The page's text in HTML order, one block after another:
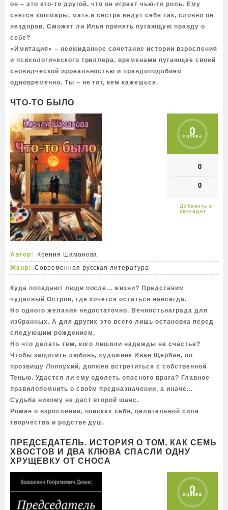
он – это кто-то другой, что он играет чью-то роль. Ему
снятся кошмары, мать и сестра ведут себя так, словно он
нездоров. Сможет ли Илья принять пугающую правду о
себе?
«Имитация» – неожиданное сочетание истории взросления
и психологического триллера, временами пугающее своей
сновидческой ирреальностью и правдоподобием
одновременно. Ты – не тот, кем кажешься.
ЧТО-ТО БЫЛО
0
оценка
0
0
Автор:
Ксения Шаманова
Жанр:
Современная русская литература
Куда попадают люди после... жизни? Представим
чудесный Остров, где хочется остаться навсегда.
Но одного желания недостаточно. Вечностьнаграда для
избранных. А для других это всего лишь остановка перед
следующим рождением.
Но что делать тем, кого лишили надежды на счастье?
Чтобы защитить любовь, художник Иван Щербин, по
прозвищу Лопоухий, должен встретиться с собственной
Тенью. Удастся ли ему одолеть опасного врага? Главное
правилопомнить о своём предназначении, а иначе...
Судьба никому не даст второй шанс.
Роман о взрослении, поисках себя, целительной силе
творчества и родстве душ.
ПРЕДСЕДАТЕЛЬ. ИСТОРИЯ О ТОМ, КАК СЕМЬ
ХВОСТОВ И ДВА КЛЮВА СПАСЛИ ОДНУ
ХРУЩЕВКУ ОТ СНОСА
0
оценка